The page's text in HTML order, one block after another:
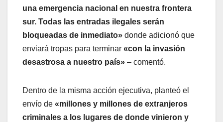
una emergencia nacional en nuestra frontera
sur. Todas las entradas ilegales serán
bloqueadas de inmediato» donde adicionó que
enviará tropas para terminar «con la invasión
desastrosa a nuestro país» – comentó.
Dentro de la misma acción ejecutiva, planteó el
envío de «millones y millones de extranjeros
criminales a los lugares de donde vinieron y